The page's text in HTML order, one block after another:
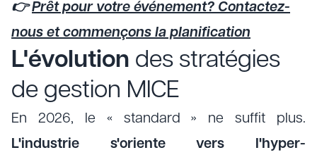
👉Prêt pour votre événement? Contactez-
nous et commençons la planification
L'évolution des stratégies
de gestion MICE
En 2026, le « standard » ne suffit plus.
L'industrie s'oriente vers l'hyper-